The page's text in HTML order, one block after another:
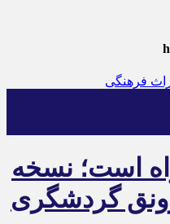
فرهنگی
است؛ نسخه
گردشگری